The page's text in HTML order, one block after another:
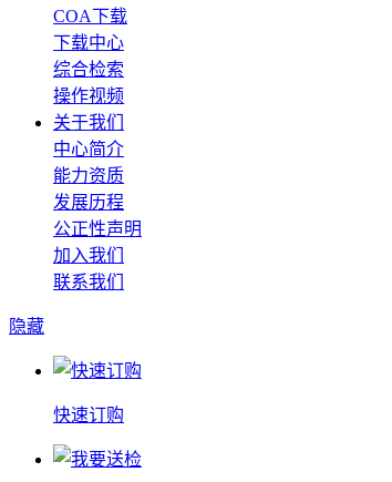
COA下载
下载中心
综合检索
操作视频
关于我们
中心简介
能力资质
发展历程
公正性声明
加入我们
联系我们
隐藏
快速订购